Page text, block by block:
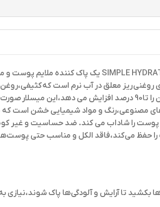
یک پاک کننده ملایم پوست و
روغنی ریز معلق در آب نرم است که کثیفی،
جدا می‌کند،این میسلار واترپوست خشک از برند سیمپل پوست را آبرسانی و
،رنگ و مواد شیمیایی خشن است که
را شاداب می کند. ضد حساسیت و غیر
را حفظ می‌کند،فاقد الکل و مناسب حتی
بکشید تا آرایش و آلودگی‌ها پاک